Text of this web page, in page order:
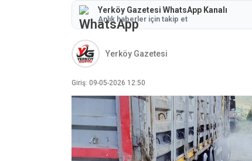
Yerköy Gazetesi WhatsApp Kanalı
Anlık haberler için takip et
Yerköy Gazetesi
Giriş: 09-05-2026 12:50